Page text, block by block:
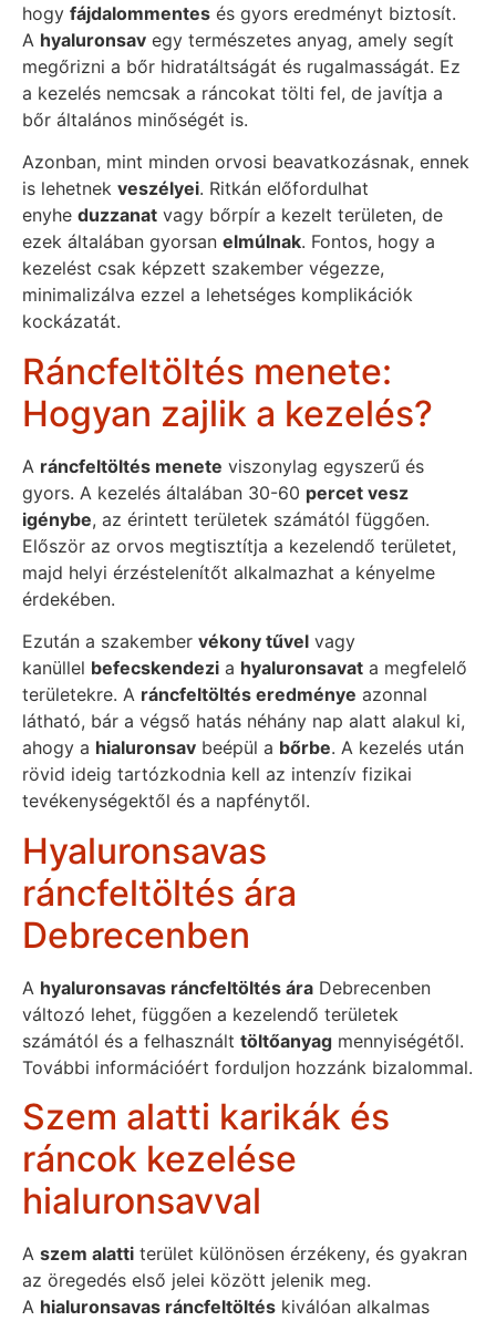
hogy fájdalommentes és gyors eredményt biztosít.
A hyaluronsav egy természetes anyag, amely segít
megőrizni a bőr hidratáltságát és rugalmasságát. Ez
a kezelés nemcsak a ráncokat tölti fel, de javítja a
bőr általános minőségét is.
Azonban, mint minden orvosi beavatkozásnak, ennek
is lehetnek veszélyei. Ritkán előfordulhat
enyhe duzzanat vagy bőrpír a kezelt területen, de
ezek általában gyorsan elmúlnak. Fontos, hogy a
kezelést csak képzett szakember végezze,
minimalizálva ezzel a lehetséges komplikációk
kockázatát.
Ráncfeltöltés menete:
Hogyan zajlik a kezelés?
A ráncfeltöltés menete viszonylag egyszerű és
gyors. A kezelés általában 30-60 percet vesz
igénybe, az érintett területek számától függően.
Először az orvos megtisztítja a kezelendő területet,
majd helyi érzéstelenítőt alkalmazhat a kényelme
érdekében.
Ezután a szakember vékony tűvel vagy
kanüllel befecskendezi a hyaluronsavat a megfelelő
területekre. A ráncfeltöltés eredménye azonnal
látható, bár a végső hatás néhány nap alatt alakul ki,
ahogy a hialuronsav beépül a bőrbe. A kezelés után
rövid ideig tartózkodnia kell az intenzív fizikai
tevékenységektől és a napfénytől.
Hyaluronsavas
ráncfeltöltés ára
Debrecenben
A hyaluronsavas ráncfeltöltés ára Debrecenben
változó lehet, függően a kezelendő területek
számától és a felhasznált töltőanyag mennyiségétől.
További információért forduljon hozzánk bizalommal.
Szem alatti karikák és
ráncok kezelése
hialuronsavval
A szem alatti terület különösen érzékeny, és gyakran
az öregedés első jelei között jelenik meg.
A hialuronsavas ráncfeltöltés kiválóan alkalmas